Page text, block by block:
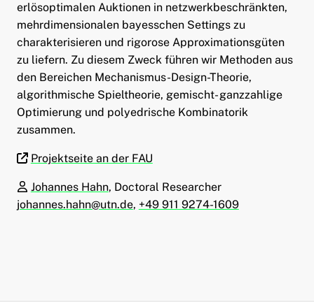
erlösoptimalen Auktionen in netzwerkbeschränkten,
mehrdimensionalen bayesschen Settings zu
charakterisieren und rigorose Approximationsgüten
zu liefern. Zu diesem Zweck führen wir Methoden aus
den Bereichen Mechanismus-Design-Theorie,
algorithmische Spieltheorie, gemischt- ganzzahlige
Optimierung und polyedrische Kombinatorik
zusammen.
Projektseite an der FAU
Johannes Hahn, Doctoral Researcher
johannes.hahn@utn.de, +49 911 9274-1609